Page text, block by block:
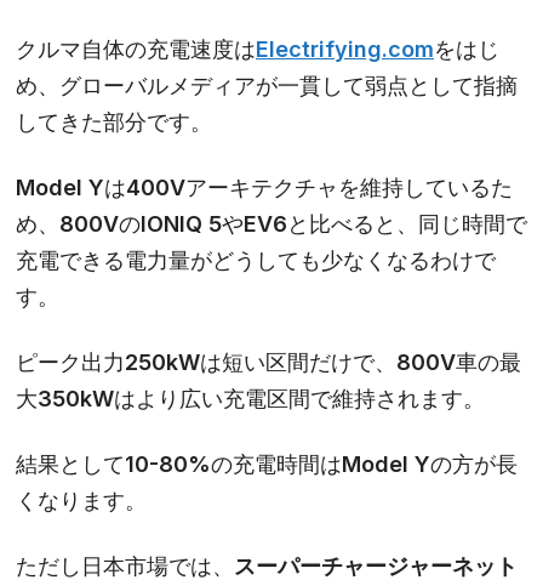
クルマ自体の充電速度はElectrifying.comをはじ
め、グローバルメディアが一貫して弱点として指摘
してきた部分です。
Model Yは400Vアーキテクチャを維持しているた
め、800VのIONIQ 5やEV6と比べると、同じ時間で
充電できる電力量がどうしても少なくなるわけで
す。
ピーク出力250kWは短い区間だけで、800V車の最
大350kWはより広い充電区間で維持されます。
結果として10-80%の充電時間はModel Yの方が長
くなります。
ただし日本市場では、 スーパーチャージャーネット